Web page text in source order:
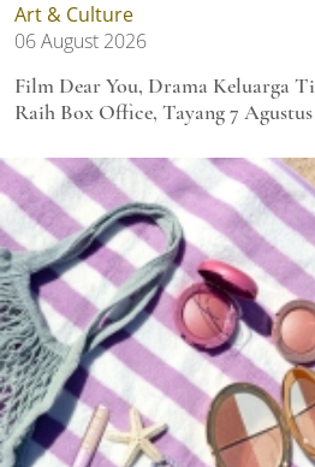
Art & Culture
06 August 2026
Film Dear You, Drama Keluarga
Raih Box Office, Tayang 7 Agustus